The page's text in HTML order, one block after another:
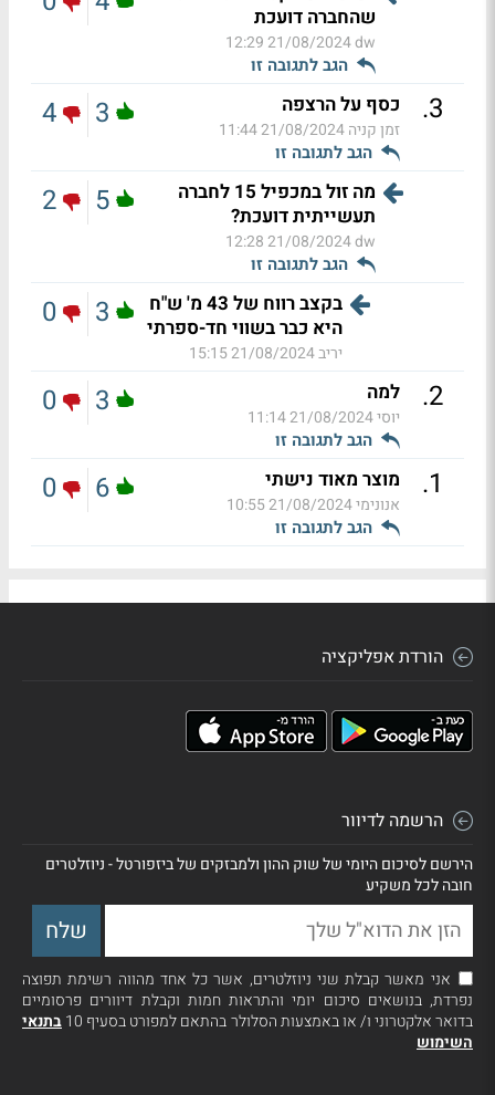
שהחברה דועכת
dw
21/08/2024 12:29
הגב לתגובה זו
3
. כסף על הרצפה
זמן קניה21/08/2024 11:44
הגב לתגובה זו
3
4
מה זול במכפיל 15 לחברה
תעשייתית דועכת?
dw
21/08/2024 12:28
הגב לתגובה זו
5
2
בקצב רווח של 43 מ' ש"ח
היא כבר בשווי חד-ספרתי
יריב21/08/2024 15:15
3
0
2
. למה
יוסי21/08/2024 11:14
הגב לתגובה זו
3
0
1
. מוצר מאוד נישתי
אנונימי21/08/2024 10:55
הגב לתגובה זו
6
0
הורדת אפליקציה
הרשמה לדיוור
הירשם לסיכום היומי של שוק ההון ולמבזקים של ביזפורטל - ניוזלטרים
חובה לכל משקיע
אני מאשר קבלת שני ניוזלטרים, אשר כל אחד מהווה רשימת תפוצה
נפרדת, בנושאים סיכום יומי והתראות חמות וקבלת דיוורים פרסומיים
בדואר אלקטרוני ו/ או באמצעות הסלולר בהתאם למפורט בסעיף 10
בתנאי
השימוש